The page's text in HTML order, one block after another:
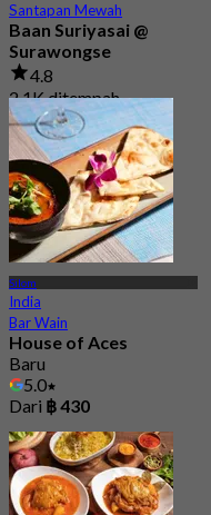
Santapan Mewah
Baan Suriyasai @
Surawongse
4.8
2.1K ditempah
Dari฿ 497.5
Silom
India
Bar Wain
House of Aces
Baru
5.0
Dari ฿ 430